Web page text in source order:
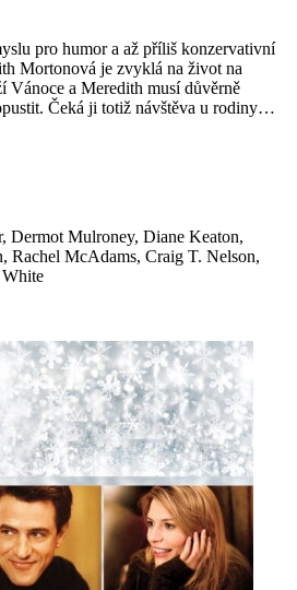
pro humor a až příliš konzervativní
Mortonová je zvyklá na život na
Vánoce a Meredith musí důvěrně
Čeká ji totiž návštěva u rodiny
cizinkou pro ně nebude vůbec
bratra, který se do dívky
schopnosti rozdávat lásku…
J. White